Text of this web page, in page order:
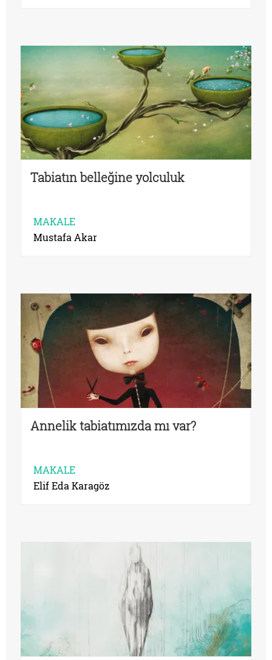
Tabiatın belleğine yolculuk
MAKALE
Mustafa Akar
Annelik tabiatımızda mı var?
MAKALE
Elif Eda Karagöz